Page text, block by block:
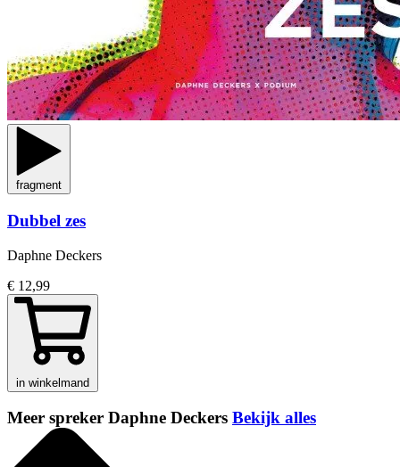
fragment
Dubbel zes
Daphne Deckers
€ 12,99
in winkelmand
Meer spreker Daphne Deckers Bekijk alles